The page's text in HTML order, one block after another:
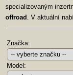
specializovaným
offroad . V aktuální
Značka:
Model: